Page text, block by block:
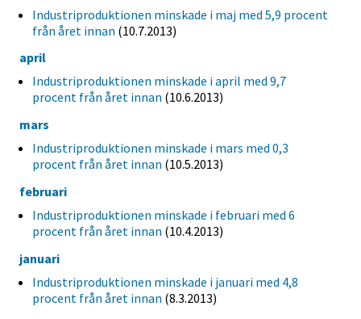
Industriproduktionen minskade i maj med 5,9 procent
från året innan (10.7.2013)
april
Industriproduktionen minskade i april med 9,7
procent från året innan (10.6.2013)
mars
Industriproduktionen minskade i mars med 0,3
procent från året innan (10.5.2013)
februari
Industriproduktionen minskade i februari med 6
procent från året innan (10.4.2013)
januari
Industriproduktionen minskade i januari med 4,8
procent från året innan (8.3.2013)